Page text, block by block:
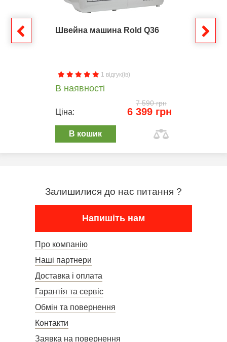
Швейна машина Rold Q36
1 відгук(ів)
В наявності
7 590 грн
Ціна: 6 399 грн
В кошик
Залишилися до нас питання ?
Напишіть нам
Про компанію
Наші партнери
Доставка і оплата
Гарантія та сервіс
Обмін та повернення
Контакти
Заявка на повернення